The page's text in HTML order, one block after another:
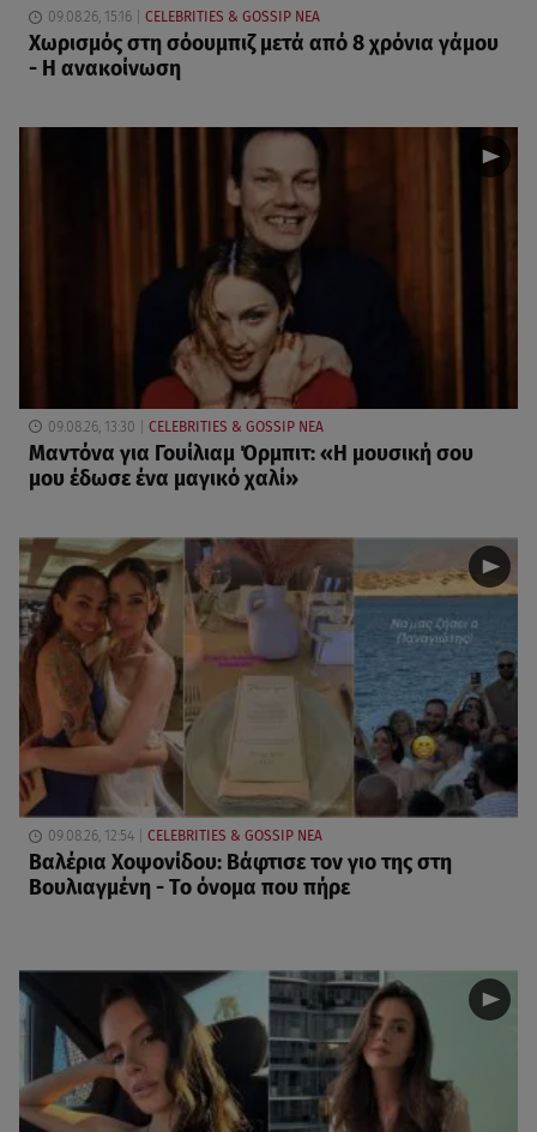
09.08.26, 15:16 CELEBRITIES & GOSSIP ΝΕΑ
Χωρισμός στη σόουμπιζ μετά από 8 χρόνια γάμου
- Η ανακοίνωση
09.08.26, 13:30 CELEBRITIES & GOSSIP ΝΕΑ
Μαντόνα για Γουίλιαμ Όρμπιτ: «Η μουσική σου
μου έδωσε ένα μαγικό χαλί»
09.08.26, 12:54 CELEBRITIES & GOSSIP ΝΕΑ
Βαλέρια Χοψονίδου: Βάφτισε τον γιο της στη
Βουλιαγμένη - Το όνομα που πήρε